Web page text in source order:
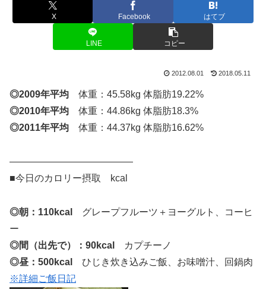
X Facebook はてブ
LINE コピー
2012.08.01 2018.05.11
◎2009年平均 体重：45.58kg 体脂肪19.22%
◎2010年平均 体重：44.86kg 体脂肪18.3%
◎2011年平均 体重：44.37kg 体脂肪16.62%
—————————————
■今日のカロリー摂取 kcal
◎朝：110kcal
グレープフルーツ＋ヨーグルト、コーヒ
ー
◎間（出先で）：90kcal
カプチーノ
◎昼：500kcal
ひじき炊き込みご飯、お味噌汁、回鍋肉
※詳細ご飯日記